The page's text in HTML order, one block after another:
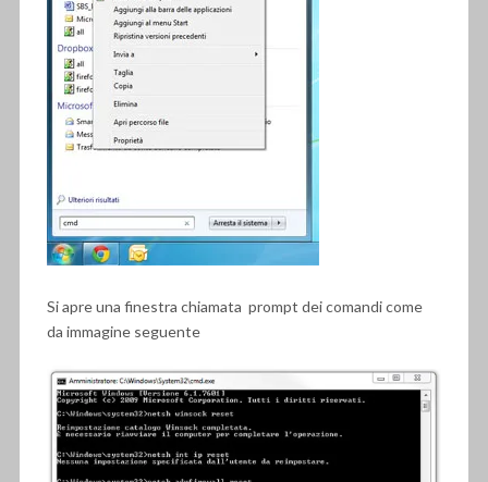
Si apre una finestra chiamata prompt dei comandi come
da immagine seguente